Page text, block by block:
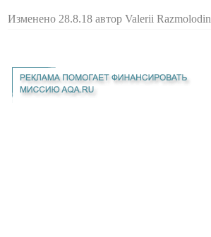
Изменено 28.8.18 автор Valerii Razmolodin